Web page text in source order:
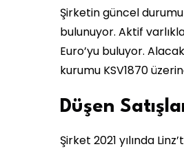
Şirketin güncel
bulunuyor. Aktif
Euro’yu buluyor.
kurumu KSV1870
Düşen
Şirket 2021 yılında